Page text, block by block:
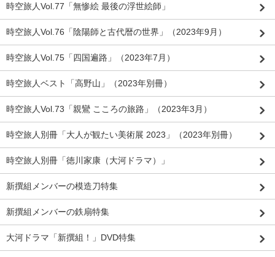
時空旅人Vol.77「無惨絵 最後の浮世絵師」
時空旅人Vol.76「陰陽師と古代暦の世界」（2023年9月）
時空旅人Vol.75「四国遍路」（2023年7月）
時空旅人ベスト「高野山」（2023年別冊）
時空旅人Vol.73「親鸞 こころの旅路」（2023年3月）
時空旅人別冊「大人が観たい美術展 2023」（2023年別冊）
時空旅人別冊「徳川家康（大河ドラマ）」
新撰組メンバーの模造刀特集
新撰組メンバーの鉄扇特集
大河ドラマ「新撰組！」DVD特集